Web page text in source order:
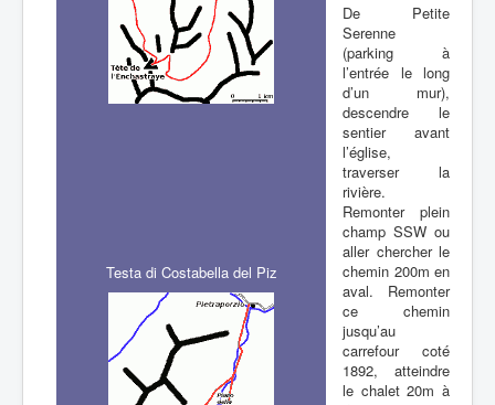
Testa di Costabella del Piz
De Petite
Serenne
(parking à
l’entrée le long
d’un mur),
descendre le
sentier avant
l’église,
traverser la
rivière.
Remonter plein
champ SSW ou
aller chercher le
chemin 200m en
aval. Remonter
ce chemin
jusqu’au
carrefour coté
1892, atteindre
le chalet 20m à